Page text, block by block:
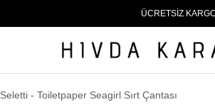
ÜCRETSİZ
Seletti - Toiletpaper Seagirl Sırt Çantası